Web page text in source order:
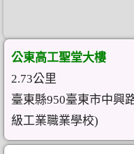
公東高工聖堂大樓
2.73公里
臺東縣950臺東市中興
級工業職業學校)